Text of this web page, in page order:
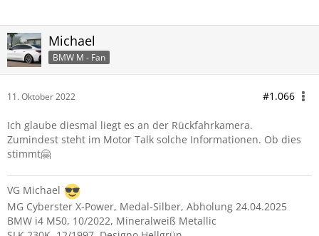
Michael
BMW M - Fan
11. Oktober 2022 #1.066
Ich glaube diesmal liegt es an der Rückfahrkamera.
Zumindest steht im Motor Talk solche Informationen. Ob dies
stimmt🤗
VG Michael
MG Cyberster X-Power, Medal-Silber, Abholung 24.04.2025
BMW i4 M50, 10/2022, Mineralweiß Metallic